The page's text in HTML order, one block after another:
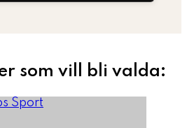
som vill bli valda: